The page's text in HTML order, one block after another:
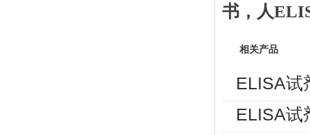
书 ，人
相关产品
ELISA试
ELISA试